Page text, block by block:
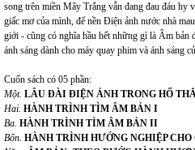
song trên miền Mây Trắng vẫn đang đau đáu hy
giấc mơ của mình, để nền Điện ảnh nước nhà
giới - cũng có nghĩa hầu hết những gì là Âm bản
ánh sáng dành cho máy quay phim và ánh sáng
Cuốn sách có 05 phần:
Một. LÂU ĐÀI ĐIỆN ẢNH TRONG HỐ
Hai. HÀNH TRÌNH TÌM ÂM BẢN I
Ba. HÀNH TRÌNH TÌM ÂM BẢN II
Bốn. HÀNH TRÌNH HƯỚNG NGHIỆP CHO